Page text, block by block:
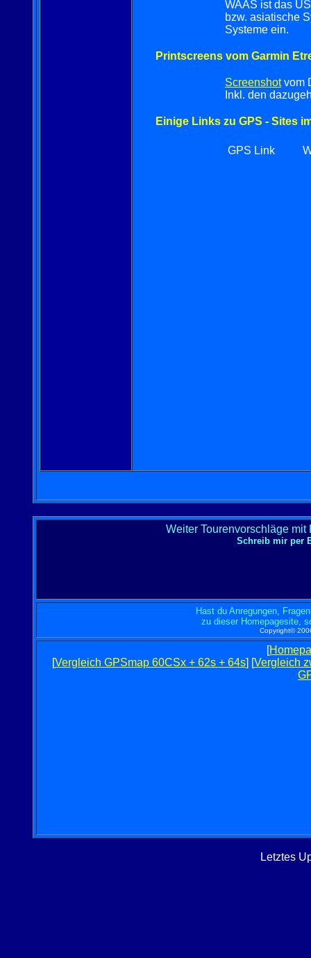
WAAS ist das
bzw. asiatische
Systeme ein.
Printscreens vom Garmin
Screenshotvom
Inkl. den
Einige Links zu GPS - Sites
GPS Link
Weiter Tourenvorschläge
Schreib mir
Hast du Anregungen,
zu dieser Homepagesite,
Copyright©
[
[Vergleich GPSmap 60CSx + 62s + 64s] [Vergleich
Letztes